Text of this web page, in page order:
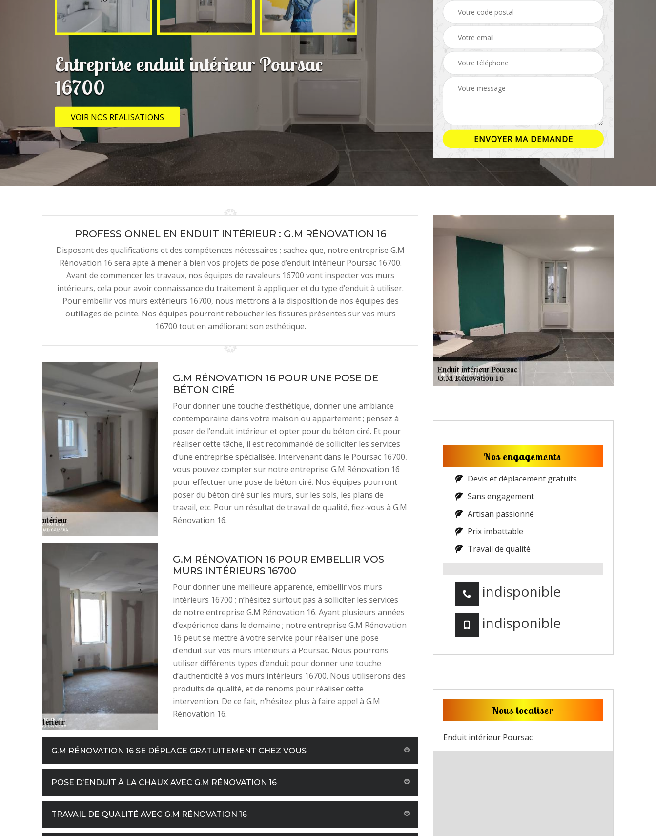
Entreprise enduit intérieur Poursac
16700
VOIR NOS REALISATIONS
PROFESSIONNEL EN ENDUIT INTÉRIEUR : G.M RÉNOVATION 16
Disposant des qualifications et des compétences nécessaires ; sachez que, notre entreprise G.M
Rénovation 16 sera apte à mener à bien vos projets de pose d’enduit intérieur Poursac 16700.
Avant de commencer les travaux, nos équipes de ravaleurs 16700 vont inspecter vos murs
intérieurs, cela pour avoir connaissance du traitement à appliquer et du type d’enduit à utiliser.
Pour embellir vos murs extérieurs 16700, nous mettrons à la disposition de nos équipes des
outillages de pointe. Nos équipes pourront reboucher les fissures présentes sur vos murs
16700 tout en améliorant son esthétique.
G.M RÉNOVATION 16 POUR UNE POSE DE
BÉTON CIRÉ
Pour donner une touche d’esthétique, donner une ambiance
contemporaine dans votre maison ou appartement ; pensez à
poser de l’enduit intérieur et opter pour du béton ciré. Et pour
réaliser cette tâche, il est recommandé de solliciter les services
d’une entreprise spécialisée. Intervenant dans le Poursac 16700,
vous pouvez compter sur notre entreprise G.M Rénovation 16
pour effectuer une pose de béton ciré. Nos équipes pourront
poser du béton ciré sur les murs, sur les sols, les plans de
travail, etc. Pour un résultat de travail de qualité, fiez-vous à G.M
Rénovation 16.
G.M RÉNOVATION 16 POUR EMBELLIR VOS
MURS INTÉRIEURS 16700
Pour donner une meilleure apparence, embellir vos murs
intérieurs 16700 ; n’hésitez surtout pas à solliciter les services
de notre entreprise G.M Rénovation 16. Ayant plusieurs années
d’expérience dans le domaine ; notre entreprise G.M Rénovation
16 peut se mettre à votre service pour réaliser une pose
d’enduit sur vos murs intérieurs à Poursac. Nous pourrons
utiliser différents types d’enduit pour donner une touche
d’authenticité à vos murs intérieurs 16700. Nous utiliserons des
produits de qualité, et de renoms pour réaliser cette
intervention. De ce fait, n’hésitez plus à faire appel à G.M
Rénovation 16.
G.M RÉNOVATION 16 SE DÉPLACE GRATUITEMENT CHEZ VOUS
POSE D’ENDUIT À LA CHAUX AVEC G.M RÉNOVATION 16
TRAVAIL DE QUALITÉ AVEC G.M RÉNOVATION 16
Nos engagements
Devis et déplacement gratuits
Sans engagement
Artisan passionné
Prix imbattable
Travail de qualité
indisponible
indisponible
Nous localiser
Enduit intérieur Poursac